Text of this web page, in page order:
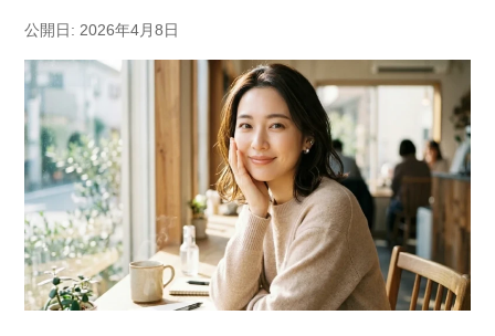
公開日: 2026年4月8日